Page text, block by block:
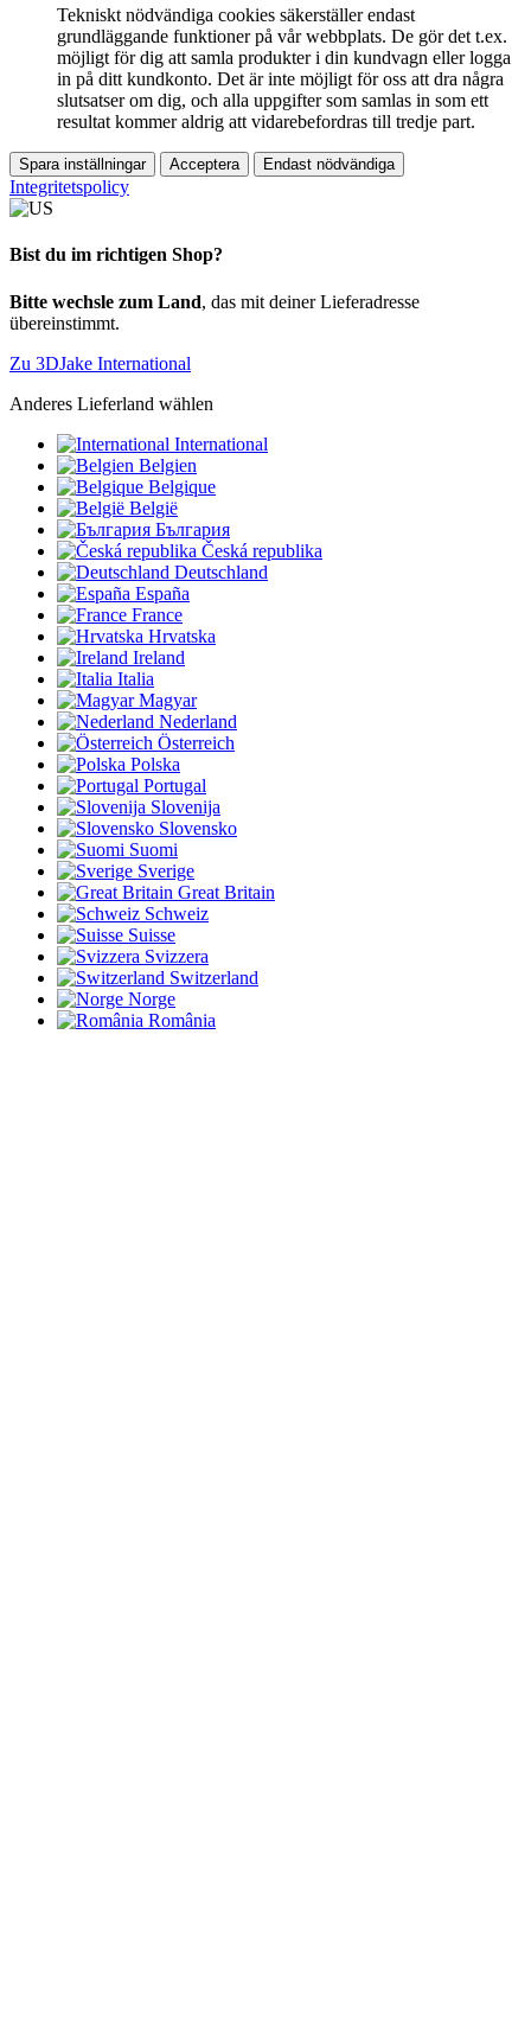
Tekniskt nödvändiga cookies säkerställer endast
grundläggande funktioner på vår webbplats. De gör det t.ex.
möjligt för dig att samla produkter i din kundvagn eller logga
in på ditt kundkonto. Det är inte möjligt för oss att dra några
slutsatser om dig, och alla uppgifter som samlas in som ett
resultat kommer aldrig att vidarebefordras till tredje part.
Spara inställningar Acceptera Endast nödvändiga
Integritetspolicy
Bist du im richtigen Shop?
Bitte wechsle zum Land, das mit deiner Lieferadresse
übereinstimmt.
Zu 3DJake International
Anderes Lieferland wählen
International
Belgien
Belgique
België
България
Česká republika
Deutschland
España
France
Hrvatska
Ireland
Italia
Magyar
Nederland
Österreich
Polska
Portugal
Slovenija
Slovensko
Suomi
Sverige
Great Britain
Schweiz
Suisse
Svizzera
Switzerland
Norge
România